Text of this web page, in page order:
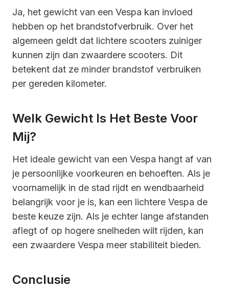
Ja, het gewicht van een Vespa kan invloed
hebben op het brandstofverbruik. Over het
algemeen geldt dat lichtere scooters zuiniger
kunnen zijn dan zwaardere scooters. Dit
betekent dat ze minder brandstof verbruiken
per gereden kilometer.
Welk Gewicht Is Het Beste Voor
Mij?
Het ideale gewicht van een Vespa hangt af van
je persoonlijke voorkeuren en behoeften. Als je
voornamelijk in de stad rijdt en wendbaarheid
belangrijk voor je is, kan een lichtere Vespa de
beste keuze zijn. Als je echter lange afstanden
aflegt of op hogere snelheden wilt rijden, kan
een zwaardere Vespa meer stabiliteit bieden.
Conclusie